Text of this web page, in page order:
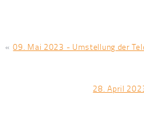
« 09. Mai 2023 - Umstellung der
28. April